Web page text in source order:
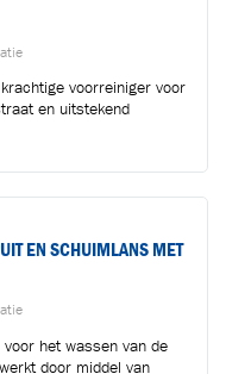
voorreiniger voor
en uitstekend
EN SCHUIMLANS MET
het wassen van de
door middel van